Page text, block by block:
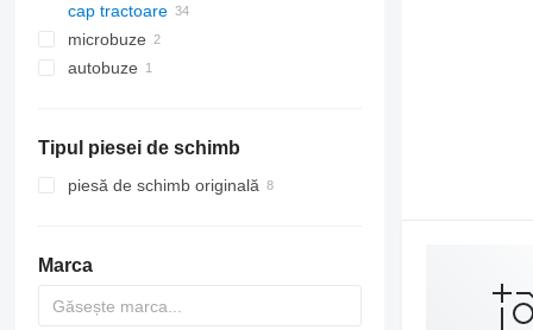
cap tractoare
microbuze
autobuze
Tipul piesei de schimb
piesă de schimb originală
Marca